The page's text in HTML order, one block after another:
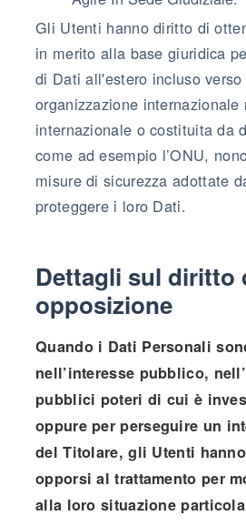
Gli Utenti hanno diritto di
in merito alla base giuridica
di Dati all'estero incluso
organizzazione
internazionale o costituita da
come ad esempio l’ONU,
misure di sicurezza adottate
proteggere i loro Dati.
Dettagli sul diritto
opposizione
Quando i Dati Personali
nell’interesse pubblico,
pubblici poteri di cui è
oppure per perseguire un
del Titolare, gli Utenti
opporsi al trattamento per
alla loro situazione